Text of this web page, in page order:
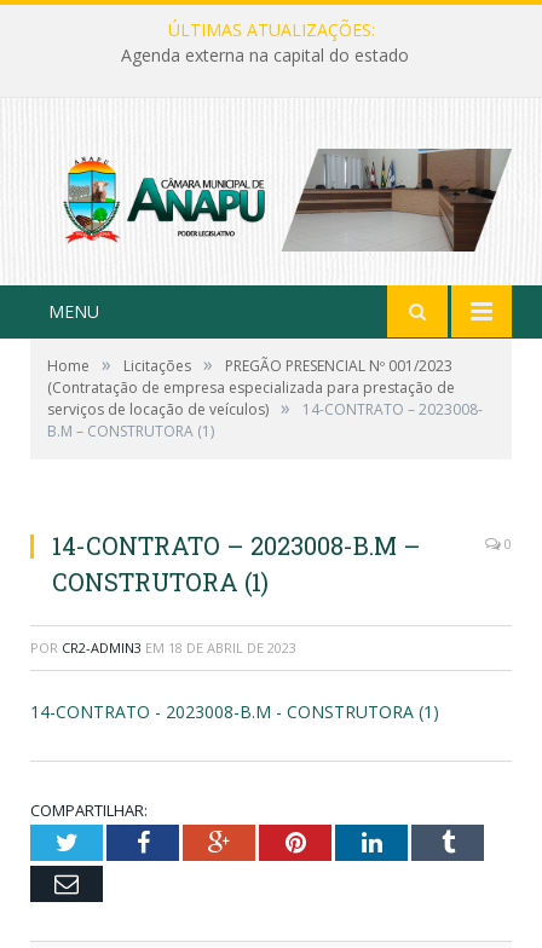
ÚLTIMAS ATUALIZAÇÕES:
Agenda externa na capital do estado
MENU
Home » Licitações »
PREGÃO PRESENCIAL Nº 001/2023
(Contratação de empresa especializada para prestação de
serviços de locação de veículos) »
14-CONTRATO – 2023008-
B.M – CONSTRUTORA (1)
14-CONTRATO – 2023008-B.M –
CONSTRUTORA (1)
0
POR CR2-ADMIN3 EM 18 DE ABRIL DE 2023
14-CONTRATO - 2023008-B.M - CONSTRUTORA (1)
COMPARTILHAR:
TwitterFacebookGoogle+PinterestLinkedInTumblr
Email